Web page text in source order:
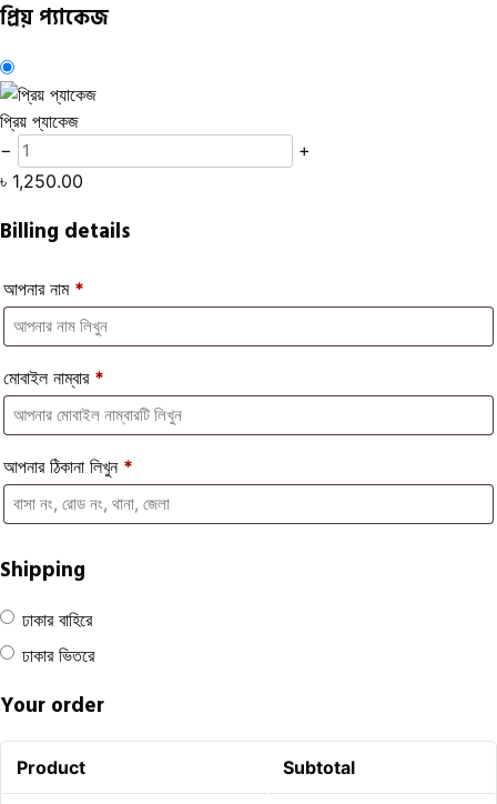
প্রিয় প্যাকেজ
প্রিয় প্যাকেজ
−
+
৳ 1,250.00
Billing details
আপনার নাম *
মোবাইল নাম্বার *
আপনার ঠিকানা লিখুন *
Shipping
ঢাকার বাহিরে
ঢাকার ভিতরে
Your order
Product Subtotal